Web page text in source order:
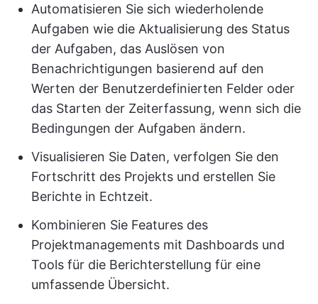
Automatisieren Sie sich wiederholende
Aufgaben wie die Aktualisierung des Status
der Aufgaben, das Auslösen von
Benachrichtigungen basierend auf den
Werten der Benutzerdefinierten Felder oder
das Starten der Zeiterfassung, wenn sich die
Bedingungen der Aufgaben ändern.
Visualisieren Sie Daten, verfolgen Sie den
Fortschritt des Projekts und erstellen Sie
Berichte in Echtzeit.
Kombinieren Sie Features des
Projektmanagements mit Dashboards und
Tools für die Berichterstellung für eine
umfassende Übersicht.